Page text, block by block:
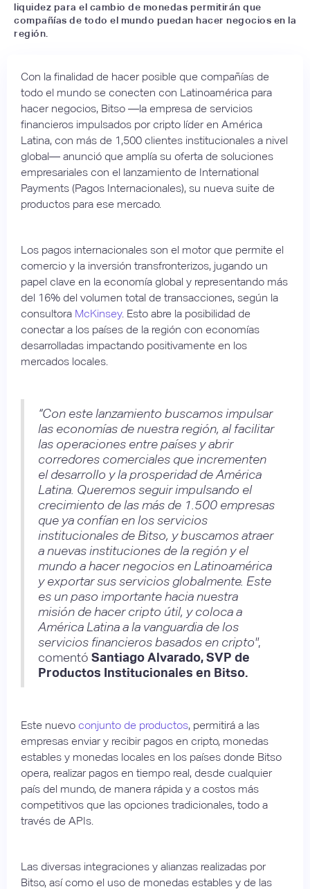
liquidez para el cambio de monedas permitirán que
compañías de todo el mundo puedan hacer negocios en la
región.
Con la finalidad de hacer posible que compañías de
todo el mundo se conecten con Latinoamérica para
hacer negocios, Bitso —la empresa de servicios
financieros impulsados por cripto líder en América
Latina, con más de 1,500 clientes institucionales a nivel
global— anunció que amplía su oferta de soluciones
empresariales con el lanzamiento de International
Payments (Pagos Internacionales), su nueva suite de
productos para ese mercado.
Los pagos internacionales son el motor que permite el
comercio y la inversión transfronterizos, jugando un
papel clave en la economía global y representando más
del 16% del volumen total de transacciones, según la
consultora McKinsey. Esto abre la posibilidad de
conectar a los países de la región con economías
desarrolladas impactando positivamente en los
mercados locales.
“Con este lanzamiento buscamos impulsar
las economías de nuestra región, al facilitar
las operaciones entre países y abrir
corredores comerciales que incrementen
el desarrollo y la prosperidad de América
Latina. Queremos seguir impulsando el
crecimiento de las más de 1.500 empresas
que ya confían en los servicios
institucionales de Bitso, y buscamos atraer
a nuevas instituciones de la región y el
mundo a hacer negocios en Latinoamérica
y exportar sus servicios globalmente. Este
es un paso importante hacia nuestra
misión de hacer cripto útil, y coloca a
América Latina a la vanguardia de los
servicios financieros basados en cripto",
comentó Santiago Alvarado, SVP de
Productos Institucionales en Bitso.
Este nuevo conjunto de productos, permitirá a las
empresas enviar y recibir pagos en cripto, monedas
estables y monedas locales en los países donde Bitso
opera, realizar pagos en tiempo real, desde cualquier
país del mundo, de manera rápida y a costos más
competitivos que las opciones tradicionales, todo a
través de APIs.
Las diversas integraciones y alianzas realizadas por
Bitso, así como el uso de monedas estables y de las